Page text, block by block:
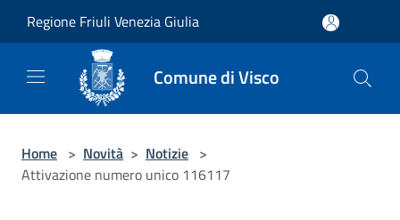
Regione Friuli Venezia Giulia
Comune di Visco
Home > Novità > Notizie >
Attivazione numero unico 116117